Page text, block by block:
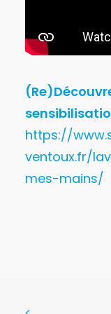
https://
ventoux.fr/
mes-mains/